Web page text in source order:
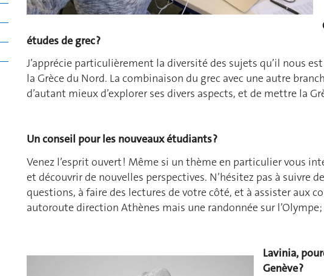
études de grec ?
J’apprécie particulièrement la diversité des sujets qu’il nous
la Grèce du Nord. La combinaison du grec avec une autre
d’autant mieux d’explorer ses divers aspects, et de mettre la
Un conseil pour les nouveaux étudiants ?
Venez l’esprit ouvert ! Même si un thème en particulier vous
et découvrir de nouvelles perspectives. N’hésitez pas à suivre
questions, à faire des lectures de votre côté, et à assister aux
autoroute direction Athènes mais une randonnée sur
Lavinia,
Genève ?